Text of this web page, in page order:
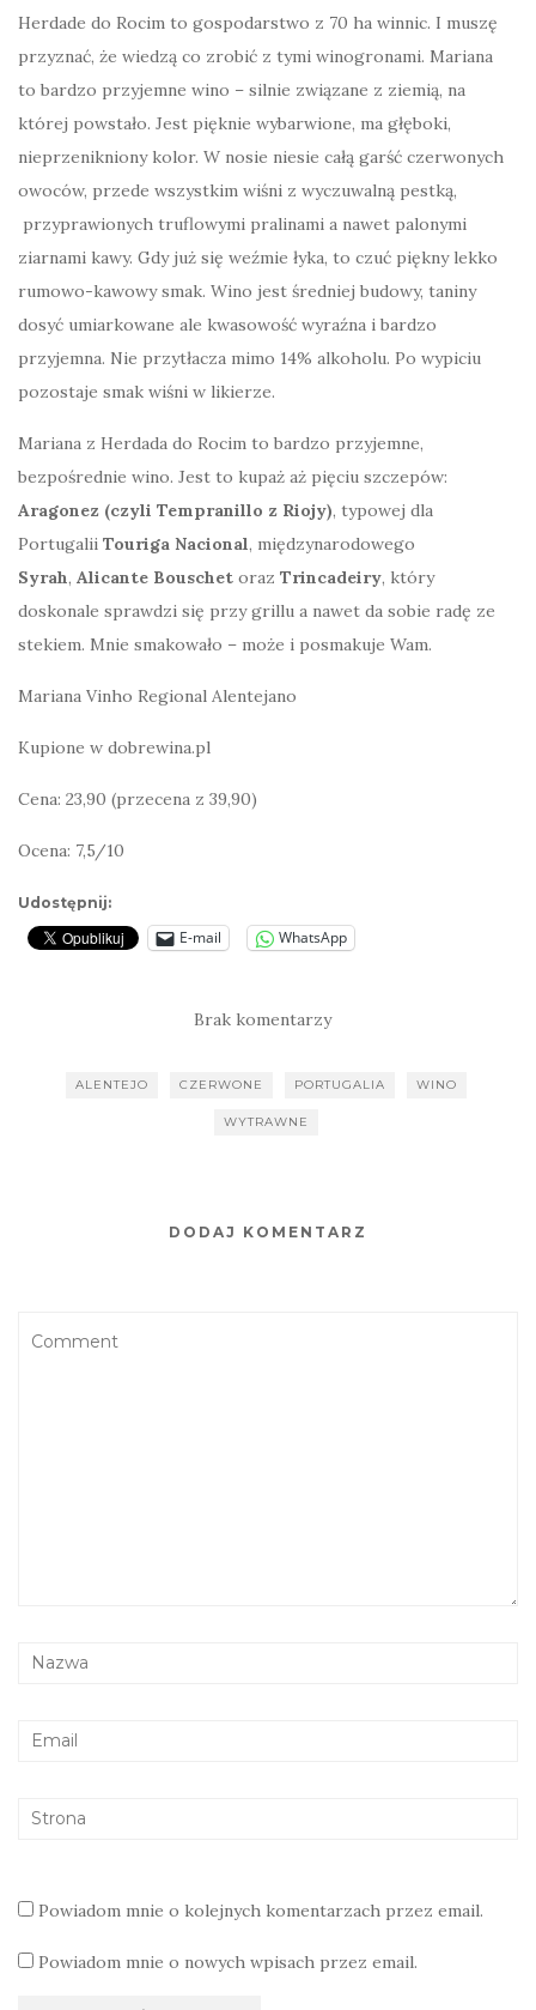
Herdade do Rocim to gospodarstwo z 70 ha winnic. I muszę
przyznać, że wiedzą co zrobić z tymi winogronami. Mariana
to bardzo przyjemne wino – silnie związane z ziemią, na
której powstało. Jest pięknie wybarwione, ma głęboki,
nieprzenikniony kolor. W nosie niesie całą garść czerwonych
owoców, przede wszystkim wiśni z wyczuwalną pestką,
przyprawionych truflowymi pralinami a nawet palonymi
ziarnami kawy. Gdy już się weźmie łyka, to czuć piękny lekko
rumowo-kawowy smak. Wino jest średniej budowy, taniny
dosyć umiarkowane ale kwasowość wyraźna i bardzo
przyjemna. Nie przytłacza mimo 14% alkoholu. Po wypiciu
pozostaje smak wiśni w likierze.
Mariana z Herdada do Rocim to bardzo przyjemne,
bezpośrednie wino. Jest to kupaż aż pięciu szczepów:
Aragonez (czyli Tempranillo z Riojy), typowej dla
Portugalii Touriga Nacional, międzynarodowego
Syrah, Alicante Bouschet oraz Trincadeiry, który
doskonale sprawdzi się przy grillu a nawet da sobie radę ze
stekiem. Mnie smakowało – może i posmakuje Wam.
Mariana Vinho Regional Alentejano
Kupione w dobrewina.pl
Cena: 23,90 (przecena z 39,90)
Ocena: 7,5/10
Udostępnij:
E-mail WhatsApp
Brak komentarzy
ALENTEJO CZERWONE PORTUGALIA WINO
WYTRAWNE
DODAJ KOMENTARZ
Powiadom mnie o kolejnych komentarzach przez email.
Powiadom mnie o nowych wpisach przez email.